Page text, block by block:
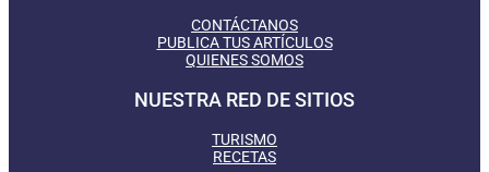
CONTÁCTANOS
PUBLICA TUS ARTÍCULOS
QUIENES SOMOS
NUESTRA RED DE SITIOS
TURISMO
RECETAS